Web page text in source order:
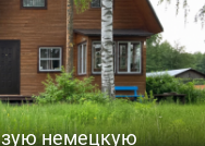
немецкую